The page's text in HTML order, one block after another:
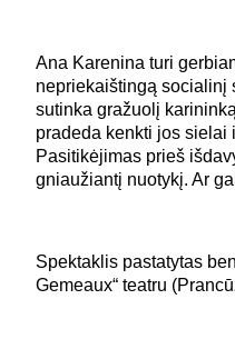
Ana Karenina turi
nepriekaištingą socialinį
sutinka gražuolį
pradeda kenkti jos sielai
Pasitikėjimas prieš
gniaužiantį nuotykį. Ar
Spektaklis pastatytas
Gemeaux“ teatru